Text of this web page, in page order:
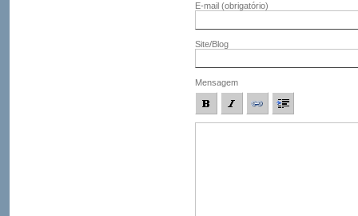
E-mail (obrigatório)
Site/Blog
Mensagem